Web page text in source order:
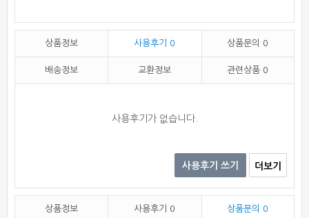
상품정보 사용후기 0 상품문의 0
배송정보 교환정보 관련상품 0
사용후기가 없습니다.
사용후기 쓰기 더보기
상품정보 사용후기 0 상품문의 0